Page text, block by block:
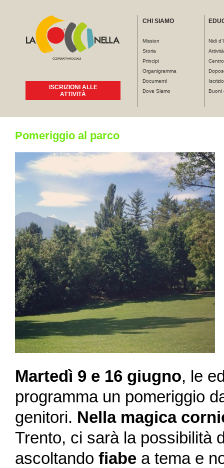
ISCRIZIONI ALLE
ATTIVITÀ
CHI SIAMO
Mission
Storia
Principi
Organigramma
Documenti
Dove Siamo
Nidi
Buoni
Tu sei qui
Pomeriggio al parco
Martedì 9 e 16 giugno, le
programma un pomeriggio
genitori. Nella magica
Trento, ci sarà la possibilità
ascoltando fiabe a tema e